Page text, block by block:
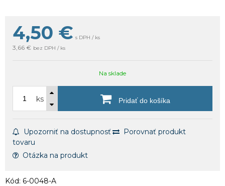
4,50 € s DPH / ks
3,66 € bez DPH / ks
Na sklade
ks Pridať do košíka
Upozorniť na dostupnosť
tovaru
Porovnať produkt
Otázka na produkt
Kód: 6-0048-A